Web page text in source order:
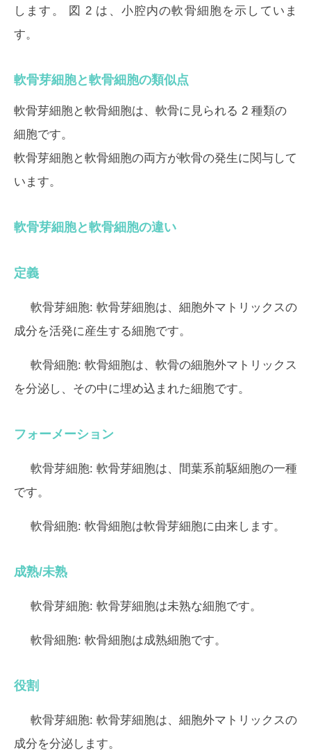
します。
図 2 は、小腔内の軟骨細胞を示していま
す。
軟骨芽細胞と軟骨細胞の類似点
軟骨芽細胞と軟骨細胞は、軟骨に見られる 2 種類の
細胞です。
軟骨芽細胞と軟骨細胞の両方が軟骨の発生に関与して
います。
軟骨芽細胞と軟骨細胞の違い
定義
軟骨芽細胞: 軟骨芽細胞は、細胞外マトリックスの
成分を活発に産生する細胞です。
軟骨細胞: 軟骨細胞は、軟骨の細胞外マトリックス
を分泌し、その中に埋め込まれた細胞です。
フォーメーション
軟骨芽細胞: 軟骨芽細胞は、間葉系前駆細胞の一種
です。
軟骨細胞: 軟骨細胞は軟骨芽細胞に由来します。
成熟/未熟
軟骨芽細胞: 軟骨芽細胞は未熟な細胞です。
軟骨細胞: 軟骨細胞は成熟細胞です。
役割
軟骨芽細胞: 軟骨芽細胞は、細胞外マトリックスの
成分を分泌します。